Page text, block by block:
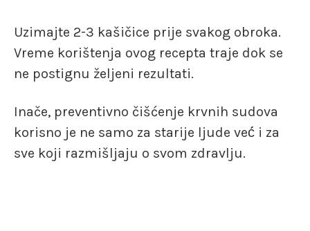
Uzimajte 2-3 kašičice prije svakog obroka.
Vreme korištenja ovog recepta traje dok se
ne postignu željeni rezultati.
Inače, preventivno čišćenje krvnih sudova
korisno je ne samo za starije ljude već́ i za
sve koji razmišljaju o svom zdravlju.